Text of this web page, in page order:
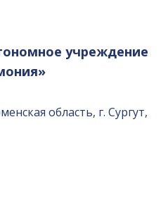
учреждение
область, г. Сургут,